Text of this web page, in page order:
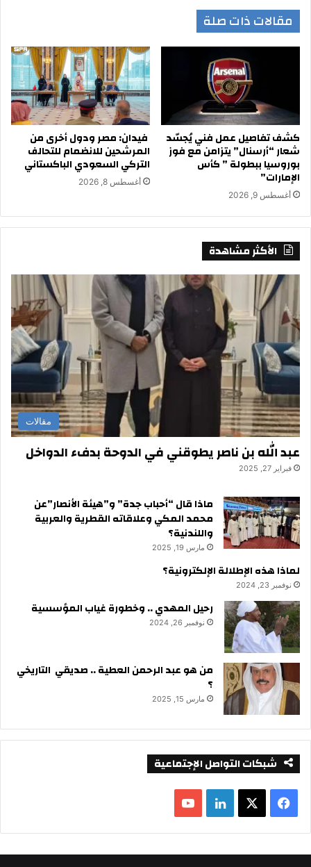
مقالات ذات صلة
كشف تفاصيل عمل فني يُجسّد
شعار “أرسنال” يتزامن مع فوز
بوروسيا ببطولة ” كأس
الإمارات”
أغسطس 9, 2026
فيدان: مصر ودول أخرى من
المرشحين للانضمام للتحالف
التركي السعودي الباكستاني
أغسطس 8, 2026
الأكثر مشاهدة
مقالات
عبد الله بن ناصر يطوقني في الدوحة بدفء الدواخل
فبراير 27, 2025
ماذا قال “أحباب جدة” و”هيئة الأنصار”عن
محمد المكي وعلاقاته القطرية والعربية
واللندنية؟
مارس 19, 2025
لماذا هذه الإطلالة الإلكترونية؟
نوفمبر 23, 2024
رحيل المهدي .. وخطورة غياب المؤسسية
نوفمبر 26, 2024
من هو عبد الرحمن العطية .. صديقي التاريخي
؟
مارس 15, 2025
شبكات التواصل الإجتماعية
ي
س
X
ي
ن
Y
o